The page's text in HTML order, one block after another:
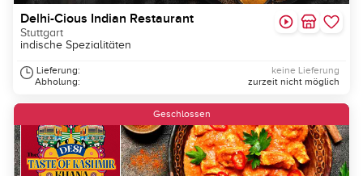
Delhi-Cious Indian Restaurant
Stuttgart
indische Spezialitäten
Lieferung:
Abholung:
keine Lieferung
zurzeit nicht möglich
Geschlossen